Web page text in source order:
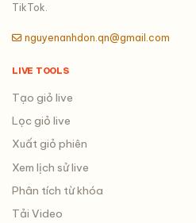
TikTok.
nguyenanhdon.qn@gmail.com
LIVE TOOLS
Tạo giỏ live
Lọc giỏ live
Xuất giỏ phiên
Xem lịch sử live
Phân tích từ khóa
Tải Video